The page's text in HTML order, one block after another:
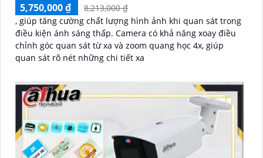
5,750,000 ₫
8,213,000 ₫
, giúp tăng cường chất lượng hình ảnh khi quan sát trong
điều kiện ánh sáng thấp. Camera có khả năng xoay điều
chỉnh góc quan sát từ xa và zoom quang học 4x, giúp
quan sát rõ nét những chi tiết xa